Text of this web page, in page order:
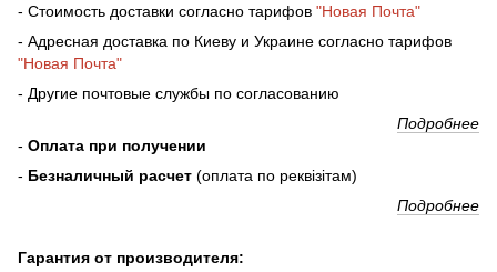
- Стоимость доставки согласно тарифов "Новая Почта"
- Адресная доставка по Киеву и Украине согласно тарифов
"Новая Почта"
- Другие почтовые службы по согласованию
Подробнее
- Оплата при получении
- Безналичный расчет (оплата по реквізітам)
Подробнее
Гарантия от производителя: